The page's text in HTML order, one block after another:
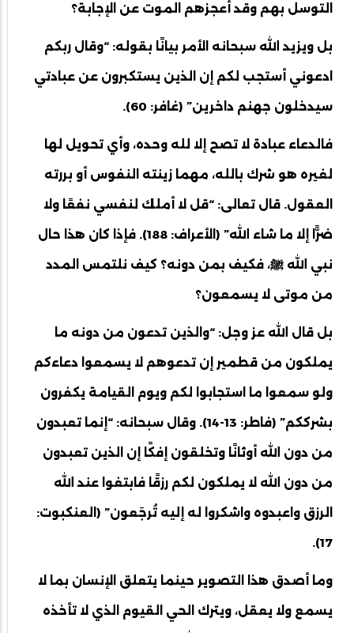
التوسل بهم وقد أعجزهم الموت عن الإجابة؟
بل ويزيد الله سبحانه الأمر بيانًا بقوله: “وقال ربكم
ادعوني أستجب لكم إن الذين يستكبرون عن عبادتي
سيدخلون جهنم داخرين” (غافر: 60).
فالدعاء عبادة لا تصح إلا لله وحده، وأي تحويل لها
لغيره هو شرك بالله، مهما زينته النفوس أو بررته
العقول. قال تعالى: “قل لا أملك لنفسي نفعًا ولا
ضرًّا إلا ما شاء الله” (الأعراف: 188). فإذا كان هذا حال
نبي الله ﷺ، فكيف بمن دونه؟ كيف نلتمس المدد
من موتى لا يسمعون؟
بل قال الله عز وجل: “والذين تدعون من دونه ما
يملكون من قطمير إن تدعوهم لا يسمعوا دعاءكم
ولو سمعوا ما استجابوا لكم ويوم القيامة يكفرون
بشرككم” (فاطر: 13-14). وقال سبحانه: “إنما تعبدون
من دون الله أوثانًا وتخلقون إفكًا إن الذين تعبدون
من دون الله لا يملكون لكم رزقًا فابتغوا عند الله
الرزق واعبدوه واشكروا له إليه تُرجَعون” (العنكبوت:
17).
وما أصدق هذا التصوير حينما يتعلق الإنسان بما لا
يسمع ولا يعقل، ويترك الحي القيوم الذي لا تأخذه